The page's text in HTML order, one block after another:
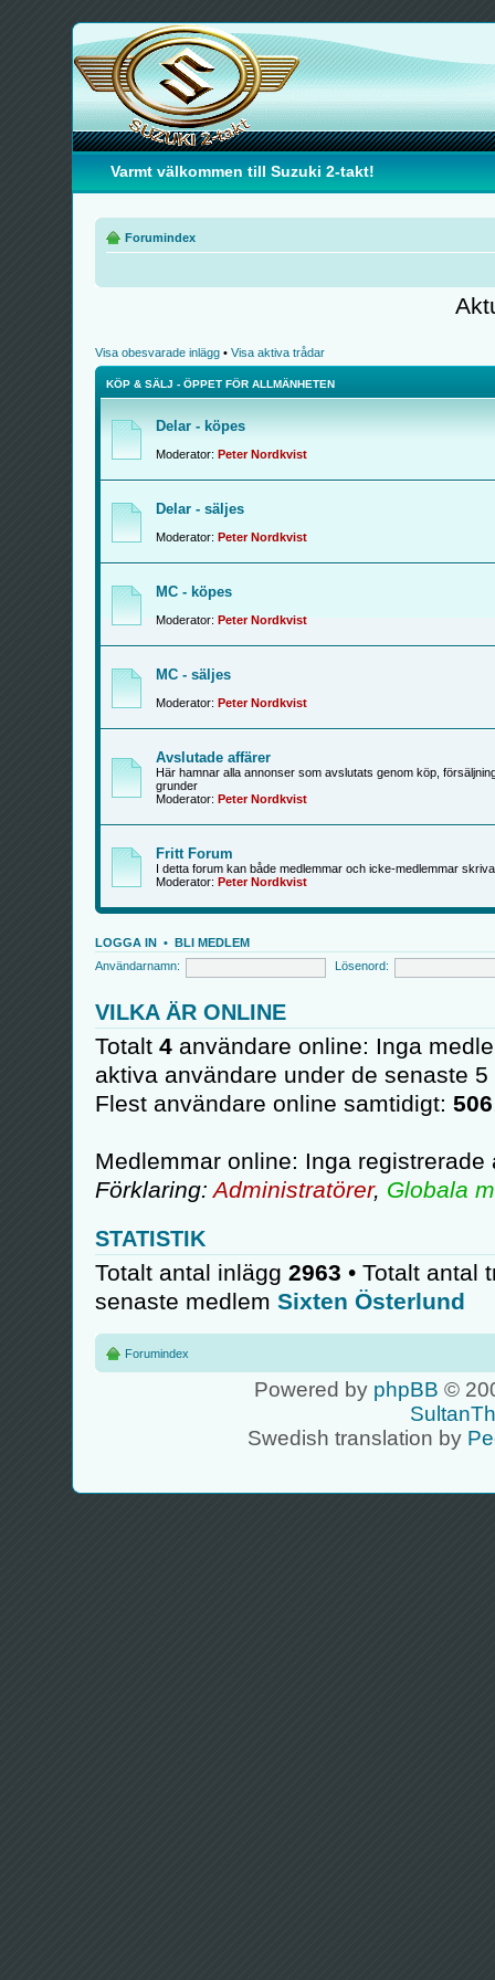
Varmt välkommen till Suzuki 2-takt!
Forumindex
Visa obesvarade inlägg • Visa aktiva trådar
KÖP & SÄLJ - ÖPPET FÖR ALLMÄNHETEN
Delar - köpes
Moderator: Peter Nordkvist
Delar - säljes
Moderator: Peter Nordkvist
MC - köpes
Moderator: Peter Nordkvist
MC - säljes
Moderator: Peter Nordkvist
Avslutade affärer
Här hamnar alla annonser som avslutats genom köp,
grunder
Moderator: Peter Nordkvist
Fritt Forum
I detta forum kan både medlemmar och icke-medlemmar
Moderator: Peter Nordkvist
LOGGA IN • BLI MEDLEM
Användarnamn:
Lösenord:
VILKA ÄR ONLINE
Totalt 4 användare online: Inga
aktiva användare under de senaste
Flest användare online samtidigt: 506
Medlemmar online: Inga registrerade
Förklaring: Administratörer, Globala
STATISTIK
Totalt antal inlägg 2963 • Totalt antal
senaste medlem Sixten Österlund
Forumindex
Powered by phpBB ©
Swedish translation by